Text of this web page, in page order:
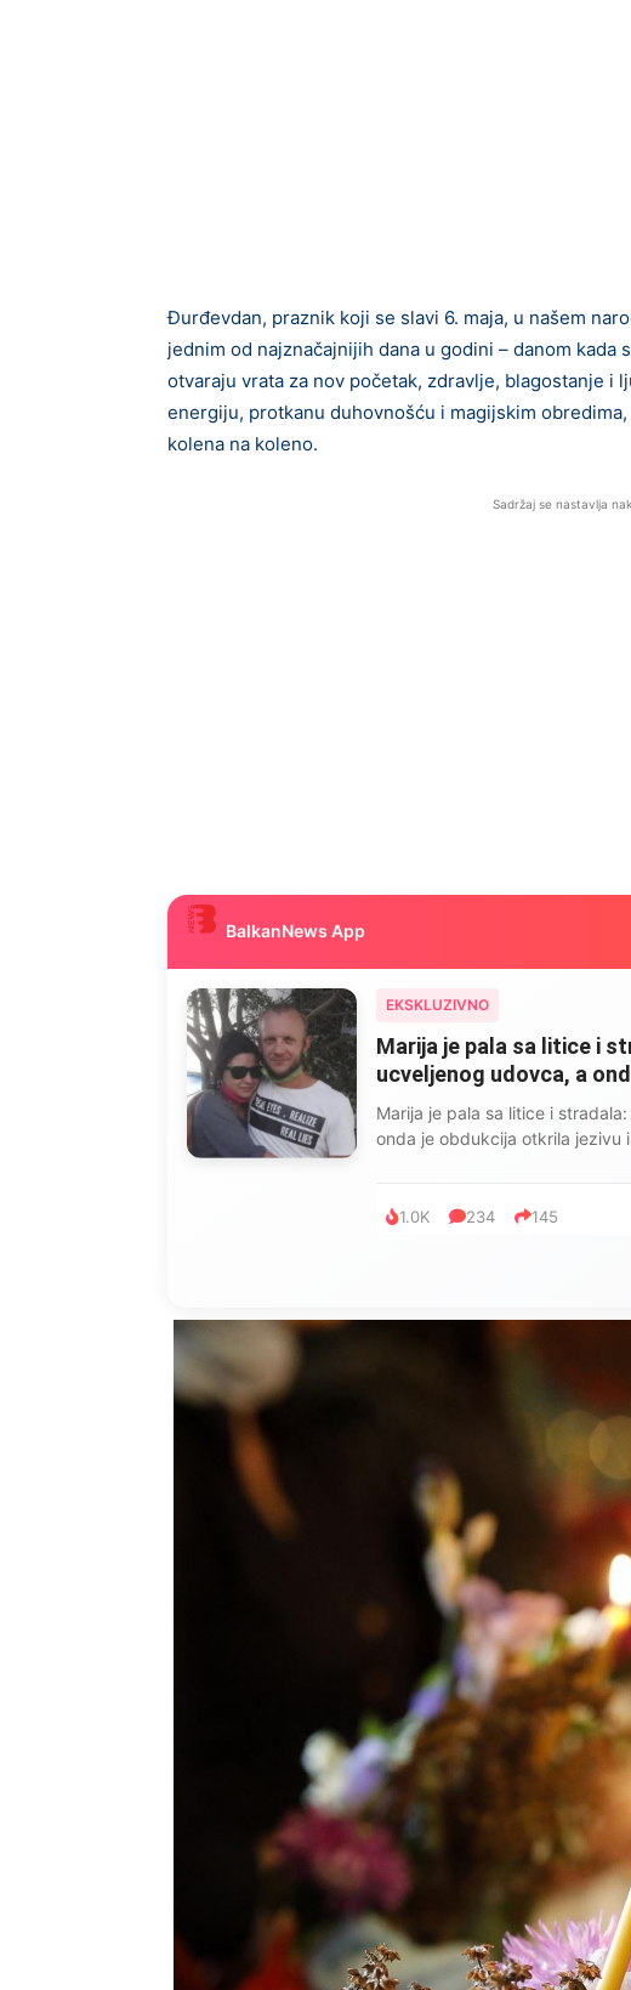
Đurđevdan, praznik koji se slavi 6. maja, u našem
jednim od najznačajnijih dana u godini – danom
otvaraju vrata za nov početak, zdravlje, blagostanje i
energiju, protkanu duhovnošću i magijskim
kolena na koleno.
Sadržaj se nastavlja
BalkanNews App
EKSKLUZIVNO
Marija je pala sa litice i
ucveljenog udovca, a
Marija je pala sa litice i
onda je obdukcija otkrila jezivu
1.0K 234 145